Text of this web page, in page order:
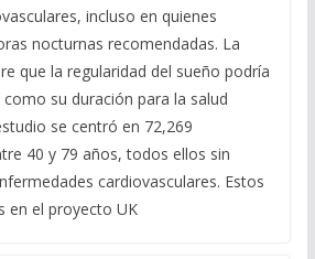
incluso en quienes
nocturnas recomendadas. La
que la regularidad del sueño podría
su duración para la salud
se centró en 72,269
40 y 79 años, todos ellos sin
cardiovasculares. Estos
en el proyecto UK